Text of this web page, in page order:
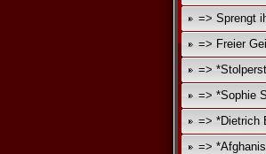
=> Sprengt
=> Freier
=>
=> *Sophie
=> *Dietrich
=>